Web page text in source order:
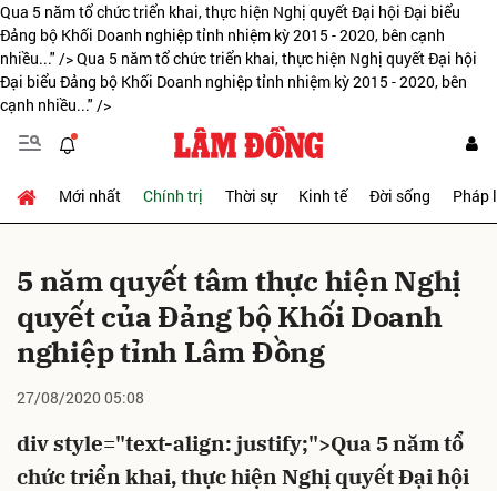
Qua 5 năm tổ chức triển khai, thực hiện Nghị quyết Đại hội Đại biểu
Đảng bộ Khối Doanh nghiệp tỉnh nhiệm kỳ 2015 - 2020, bên cạnh
nhiều..." />Qua 5 năm tổ chức triển khai, thực hiện Nghị quyết Đại hội
Đại biểu Đảng bộ Khối Doanh nghiệp tỉnh nhiệm kỳ 2015 - 2020, bên
cạnh nhiều..." />
Mới nhất Chính trị Thời sự Kinh tế Đời sống Pháp
5 năm quyết tâm thực hiện Nghị
quyết của Đảng bộ Khối Doanh
nghiệp tỉnh Lâm Đồng
27/08/2020 05:08
div style="text-align: justify;">Qua 5 năm tổ
chức triển khai, thực hiện Nghị quyết Đại hội
Gửi bình luận